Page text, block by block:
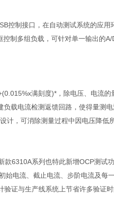
控制接口，在自动测试系统的应用
控制多组负载，可针对单一输出的A/
满刻度)* ，除电压、电流的
载电流检测返馈回路，使得量测
计，可消除测量过程中因电压降低
款6310A系列也特此新增OCP测试
始电流、截止电流、步阶电流及每
证与生产线系统上节省许多验证时